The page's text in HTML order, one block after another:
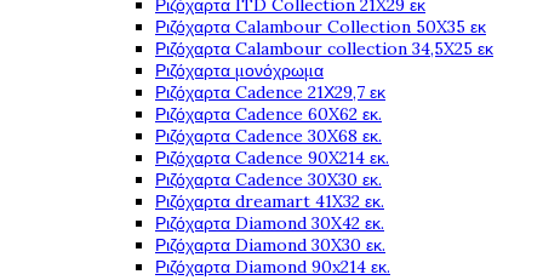
Ριζόχαρτα ITD Collection 21X29 εκ
Ριζόχαρτα Calambour Collection 50X35 εκ
Ριζόχαρτα Calambour collection 34,5X25 εκ
Ριζόχαρτα μονόχρωμα
Ριζόχαρτα Cadence 21Χ29,7 εκ
Ριζόχαρτα Cadence 60X62 εκ.
Ριζόχαρτα Cadence 30X68 εκ.
Ριζόχαρτα Cadence 90X214 εκ.
Ριζόχαρτα Cadence 30X30 εκ.
Ριζόχαρτα dreamart 41X32 εκ.
Ριζόχαρτα Diamond 30X42 εκ.
Ριζόχαρτα Diamond 30X30 εκ.
Ριζόχαρτα Diamond 90x214 εκ.